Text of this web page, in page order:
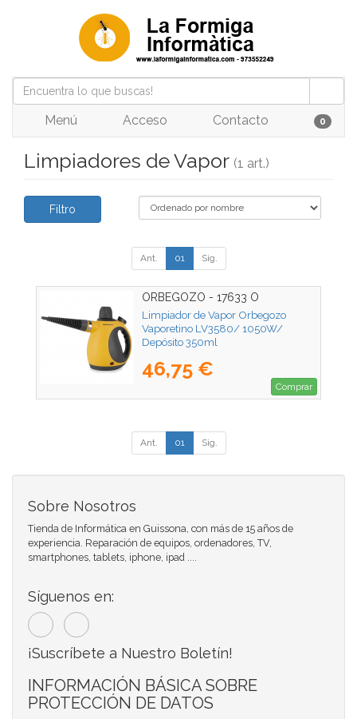
Menú Acceso Contacto 0
Limpiadores de Vapor (1 art.)
Filtro
Ant. 01 Sig.
ORBEGOZO - 17633 O
Limpiador de Vapor Orbegozo
Vaporetino LV3580/ 1050W/
Depósito 350ml
46,75 €
Comprar
Ant. 01 Sig.
Sobre Nosotros
Tienda de Informática en Guissona, con más de 15 años de
experiencia. Reparación de equipos, ordenadores, TV,
smartphones, tablets, iphone, ipad ....
Síguenos en:
¡Suscríbete a Nuestro Boletín!
INFORMACIÓN BÁSICA SOBRE
PROTECCIÓN DE DATOS